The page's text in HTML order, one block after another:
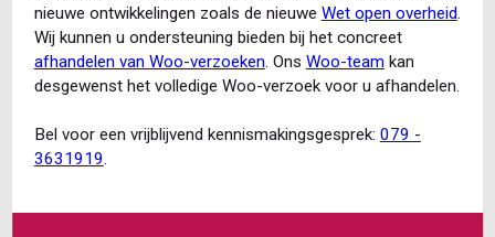
nieuwe ontwikkelingen zoals de nieuwe Wet open overheid.
Wij kunnen u ondersteuning bieden bij het concreet
afhandelen van Woo-verzoeken. Ons Woo-teamkan
desgewenst het volledige Woo-verzoek voor u afhandelen.
Bel voor een vrijblijvend kennismakingsgesprek: 079 -
3631919.